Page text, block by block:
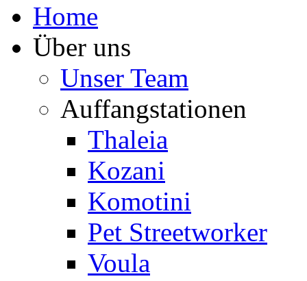
Home
Über uns
Unser Team
Auffangstationen
Thaleia
Kozani
Komotini
Pet Streetworker
Voula